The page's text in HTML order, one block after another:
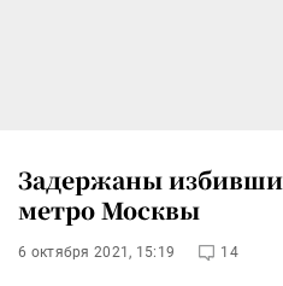
Задержаны
метро Москвы
6 октября 2021, 15:19 14